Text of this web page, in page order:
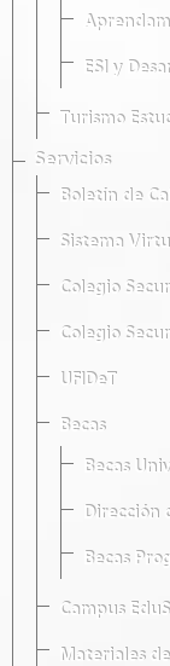
ESI y
Turismo
Servicios
Boletín de
Sistema
Colegio
Colegio
UFIDeT
Becas
Becas
Dirección
Becas
Campus
Materiales